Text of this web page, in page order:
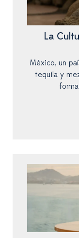
La
México, un
tequila y